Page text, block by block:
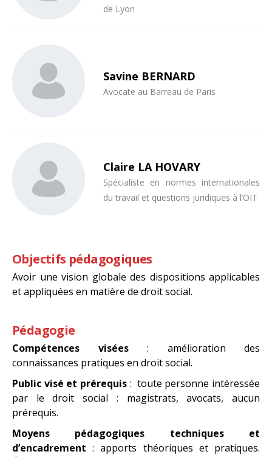
de Lyon
Savine BERNARD
Avocate au Barreau de Paris
Claire LA HOVARY
Spécialiste en normes internationales
du travail et questions juridiques à l’OIT
Objectifs pédagogiques
Avoir une vision globale des dispositions applicables
et appliquées en matière de droit social.
Pédagogie
Compétences visées : amélioration des
connaissances pratiques en droit social.
Public visé et prérequis: toute personne intéressée
par le droit social : magistrats, avocats, aucun
prérequis.
Moyens pédagogiques techniques et
d’encadrement: apports théoriques et pratiques.